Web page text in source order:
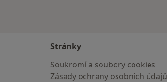
Stránky
Soukromí a soubory cookies
Zásady ochrany osobních údajů